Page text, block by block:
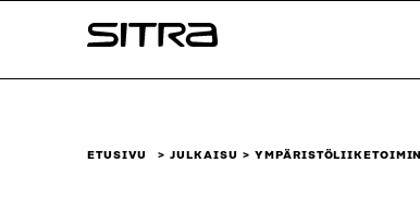
sisältöön
Sitra
ETUSIVU JULKAISU